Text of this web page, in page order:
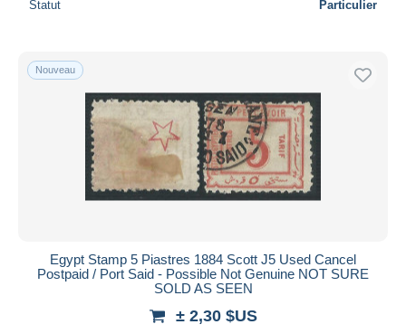
Statut Particulier
Nouveau
Egypt Stamp 5 Piastres 1884 Scott J5 Used Cancel
Postpaid / Port Said - Possible Not Genuine NOT SURE
SOLD AS SEEN
± 2,30 $US